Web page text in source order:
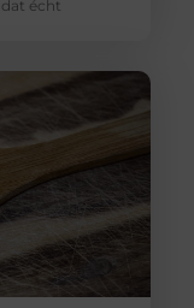
écht